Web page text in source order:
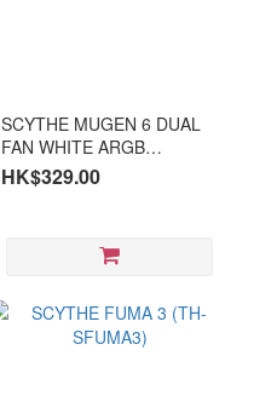
SCYTHE MUGEN 6 DUAL
FAN WHITE ARGB
EDITION (TH-SM6DWR)
HK$329.00